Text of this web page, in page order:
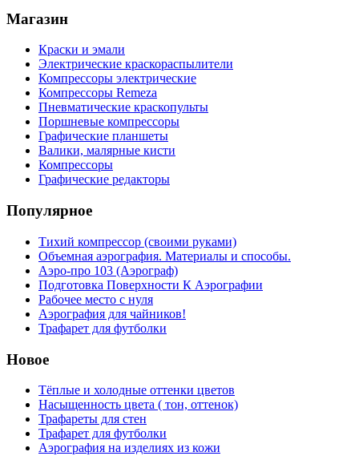
Магазин
Краски и эмали
Электрические краскораспылители
Компрессоры электрические
Компрессоры Remeza
Пневматические краскопульты
Поршневые компрессоры
Графические планшеты
Валики, малярные кисти
Компрессоры
Графические редакторы
Популярное
Тихий компрессор (своими руками)
Объемная аэрография. Материалы и способы.
Аэро-про 103 (Аэрограф)
Подготовка Поверхности К Аэрографии
Рабочее место с нуля
Аэрография для чайников!
Трафарет для футболки
Новое
Тёплые и холодные оттенки цветов
Насыщенность цвета ( тон, оттенок)
Трафареты для стен
Трафарет для футболки
Аэрография на изделиях из кожи